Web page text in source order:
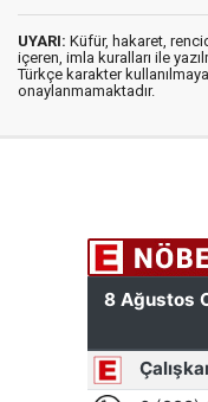
UYARI: Küfür, hakaret,
içeren, imla kuralları ile
Türkçe karakter
onaylanmamaktadır.